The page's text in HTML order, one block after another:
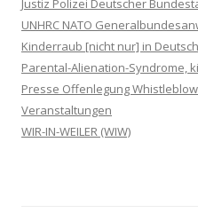
Justiz Polizei Deutscher
UNHRC NATO
Kinderraub [nicht nur] in
Parental-Alienation-Syndrome,
Presse Offenlegung
Veranstaltungen
WIR-IN-WEILER (WIW)